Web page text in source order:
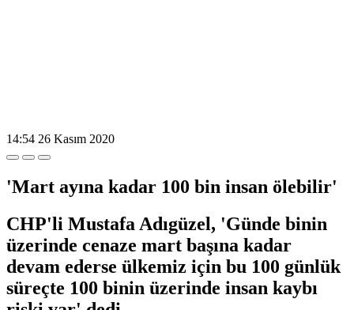
14:54 26 Kasım 2020
'Mart ayına kadar 100 bin insan ölebilir'
CHP'li Mustafa Adıgüzel, 'Günde binin
üzerinde cenaze mart başına kadar
devam ederse ülkemiz için bu 100 günlük
süreçte 100 binin üzerinde insan kaybı